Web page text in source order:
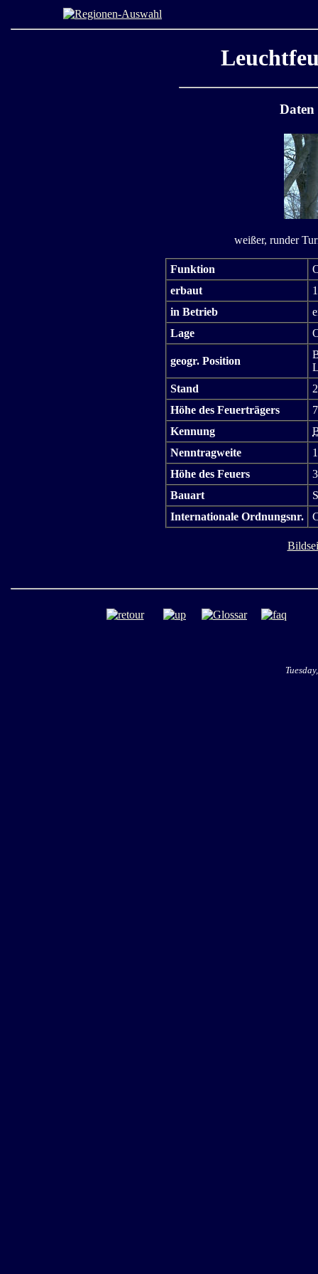
Daten
weißer, runder
Funktion
erbaut
in Betrieb
Lage
geogr. Position
Stand
Höhe des Feuerträgers
Kennung
Nenntragweite
Höhe des Feuers
Bauart
Internationale Ordnungsnr.